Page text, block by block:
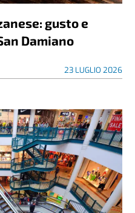
gusto e
Damiano
23 LUGLIO 2026